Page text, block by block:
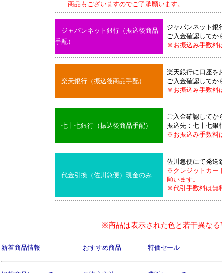
商品もございますのでご了承願います。
ジャパンネット銀行（振込後商品
手配）
ジャパンネット銀
ご入金確認してか
※お振込み手数料
楽天銀行（振込後商品手配）
楽天銀行に口座を
ご入金確認してか
※お振込み手数料
七十七銀行（振込後商品手配）
ご入金確認してか
振込先：七十七銀
※お振込み手数料
代金引換（佐川急便）現金のみ
佐川急便にて発送
※クレジットカー
願います。
※代引手数料は無
※商品は表示された色と若干異な
新着商品情報 ｜ おすすめ商品 ｜ 特価セール